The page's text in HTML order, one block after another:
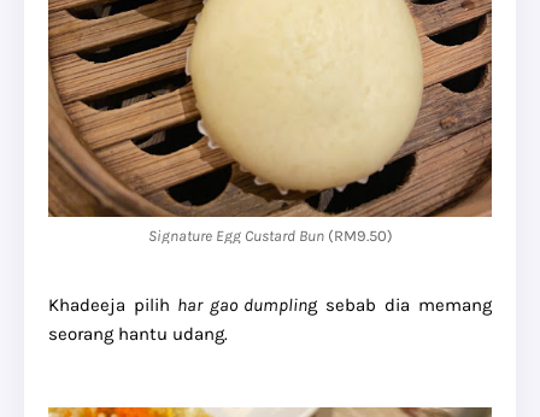
Signature Egg Custard Bun(RM9.50)
Khadeeja pilih har gao dumpling sebab dia memang
seorang hantu udang.